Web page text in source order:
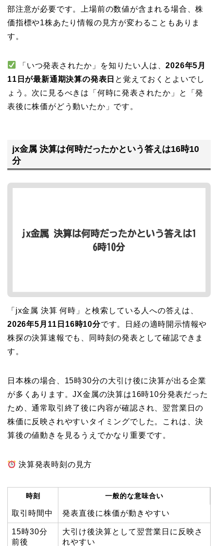
部注意が必要です。上場前の数値が含まれる場合、株
価指標や1株あたり情報の見方が変わることもありま
す。
「いつ発表されたか」を知りたい人は、2026年5月
11日が最新通期決算の発表日 と覚えておくとよいでし
ょう。次に見るべきは「何時に発表されたか」と「発
表後に株価がどう動いたか」です。
jx金属 決算は何時だったかという答えは16時10
分
「jx金属 決算 何時」と検索している人への答えは、
2026年5月11日16時10分です。日経の適時開示情報や
株探の決算速報でも、同時刻の発表として確認できま
す。
日本株の場合、15時30分の大引け後に決算が出る企業
が多くあります。JX金属の決算は16時10分発表だった
ため、通常取引終了後に内容が確認され、翌営業日の
株価に反映されやすいタイミングでした。これは、決
算後の値動きを見るうえでかなり重要です。
決算発表時刻の見方
時刻 一般的な意味合い
取引時間中 発表直後に株価が動きやすい
15時30分
前後
大引け後決算として翌営業日に反映さ
れやすい